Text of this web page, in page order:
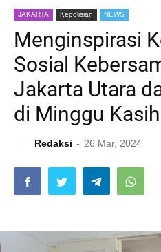
JAKARTA Kepolisian NEWS
Menginspirasi
Sosial
Jakarta Utara
di Minggu Kasih
Redaksi 26 Mar, 2024